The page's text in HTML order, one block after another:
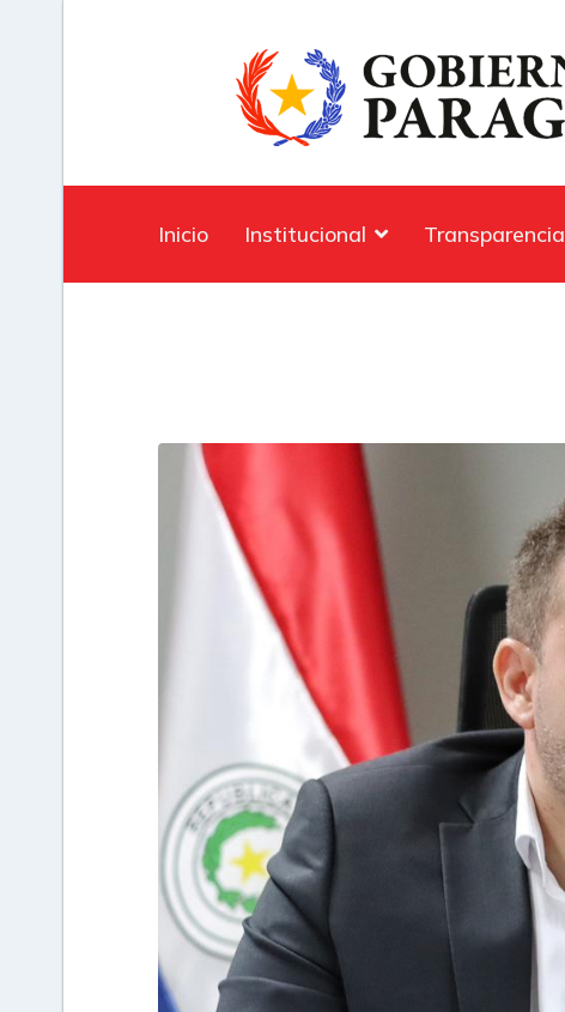
Inicio Institucional Transparencia